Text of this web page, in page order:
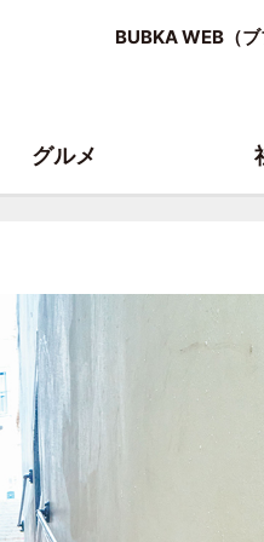
BUBKA WEB（
グルメ